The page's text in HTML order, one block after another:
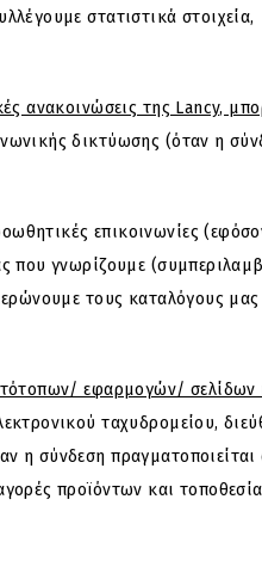
στατιστικά
ανακοινώσεις της Lancy,
δικτύωσης (όταν η
επικοινωνίες
γνωρίζουμε
τους καταλόγους
εφαρμογών/
ταχυδρομείου,
σύνδεση
προϊόντων και